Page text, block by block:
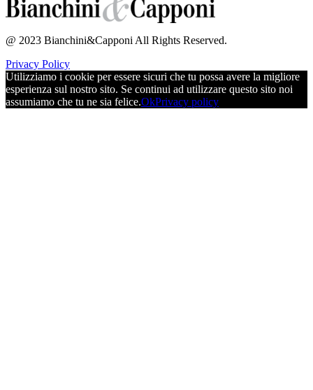
@ 2023 Bianchini&Capponi All Rights Reserved.
Privacy Policy
Utilizziamo i cookie per essere sicuri che tu possa avere la migliore
esperienza sul nostro sito. Se continui ad utilizzare questo sito noi
assumiamo che tu ne sia felice.OkPrivacy policy